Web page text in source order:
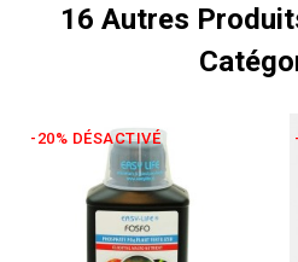
16 Autres
-20% DÉSACTIVÉ